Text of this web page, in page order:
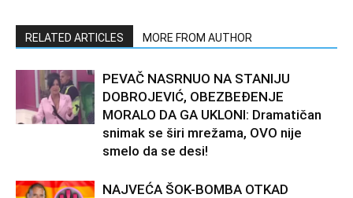
RELATED ARTICLES MORE FROM AUTHOR
PEVAČ NASRNUO NA STANIJU
DOBROJEVIĆ, OBEZBEĐENJE
MORALO DA GA UKLONI: Dramatičan
snimak se širi mrežama, OVO nije
smelo da se desi!
NAJVEĆA ŠOK-BOMBA OTKAD